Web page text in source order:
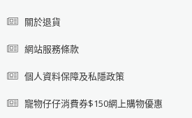
關於退貨
網站服務條款
個人資料保障及私隱政策
寵物仔仔消費券$150網上購物優惠